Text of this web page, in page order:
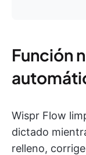
Función
Wispr Flow
dictado
relleno,